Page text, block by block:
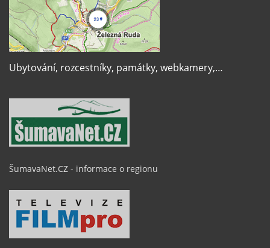
Ubytování, rozcestníky, památky, webkamery,…
ŠumavaNet.CZ - informace o regionu